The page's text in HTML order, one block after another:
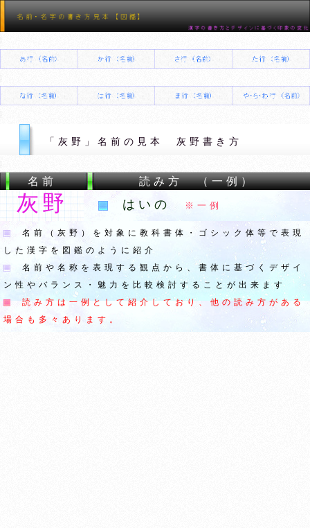
「灰野」名前の見本 灰野書き方
名前 読み方 （一例）
灰野 はいの ※一例
名前（灰野）を対象に教科書体・ゴシック体等で表現
した漢字を図鑑のように紹介
名前や名称を表現する観点から、書体に基づくデザイ
ン性やバランス・魅力を比較検討することが出来ます
読み方は一例として紹介しており、他の読み方がある
場合も多々あります。